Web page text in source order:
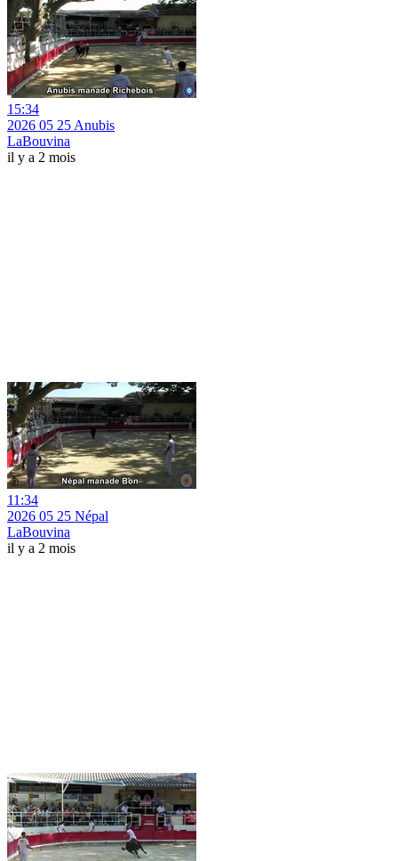
15:34
2026 05 25 Anubis
LaBouvina
il y a 2 mois
11:34
2026 05 25 Népal
LaBouvina
il y a 2 mois